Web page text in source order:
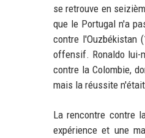
se retrouve en
que le Portugal n'a
contre l'Ouzbékistan
offensif. Ronaldo lui-
contre la Colombie,
mais la réussite
La rencontre contre
expérience et une